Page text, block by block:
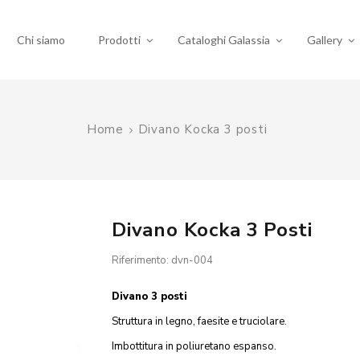
Chi siamo Prodotti Cataloghi Galassia Gallery
Home Divano Kocka 3 posti
Divano Kocka 3 Posti
Riferimento: dvn-004
Divano 3 posti
Struttura in legno, faesite e truciolare.
Imbottitura in poliuretano espanso.